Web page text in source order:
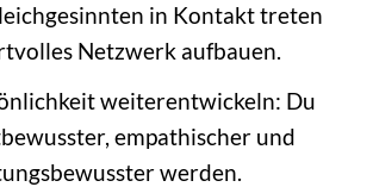
in Kontakt treten
Netzwerk aufbauen.
weiterentwickeln: Du
empathischer und
werden.